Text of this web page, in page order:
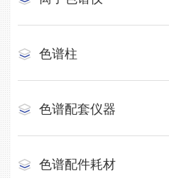
色谱柱
色谱配套仪器
色谱配件耗材